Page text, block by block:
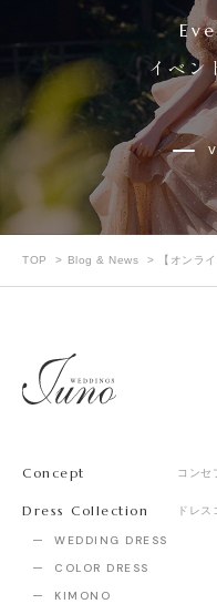
イベン
TOP Blog & News 【オンラ
Concept コンセ
Dress Collection ドレス
WEDDING DRESS
COLOR DRESS
KIMONO